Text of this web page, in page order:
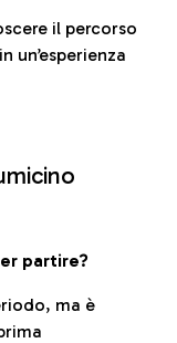
il percorso
un’esperienza
partire?
ma è